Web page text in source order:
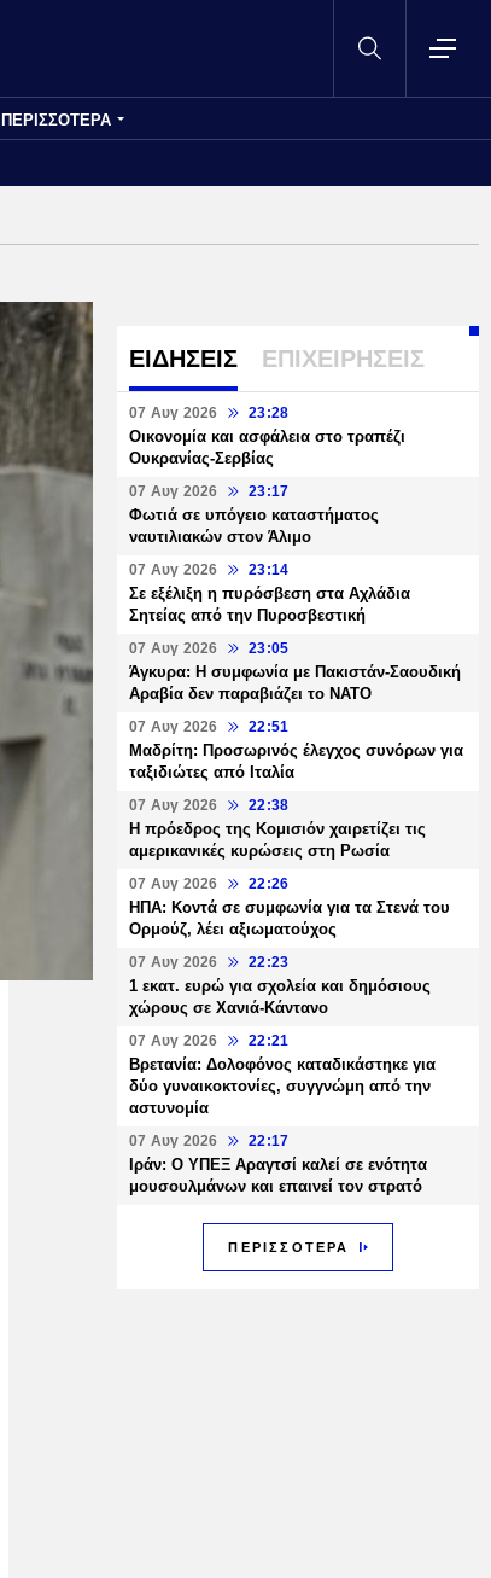
ΠΕΡΙΣΣΟΤΕΡΑ
ΕΙΔΗΣΕΙΣ ΕΠΙΧΕΙΡΗΣΕΙΣ
07 Αυγ 2026 23:28
Οικονομία και ασφάλεια στο τραπέζι
Ουκρανίας-Σερβίας
07 Αυγ 2026 23:17
Φωτιά σε υπόγειο καταστήματος
ναυτιλιακών στον Άλιμο
07 Αυγ 2026 23:14
Σε εξέλιξη η πυρόσβεση στα Αχλάδια
Σητείας από την Πυροσβεστική
07 Αυγ 2026 23:05
Άγκυρα: Η συμφωνία με Πακιστάν-Σαουδική
Αραβία δεν παραβιάζει το ΝΑΤΟ
07 Αυγ 2026 22:51
Μαδρίτη: Προσωρινός έλεγχος συνόρων για
ταξιδιώτες από Ιταλία
07 Αυγ 2026 22:38
Η πρόεδρος της Κομισιόν χαιρετίζει τις
αμερικανικές κυρώσεις στη Ρωσία
07 Αυγ 2026 22:26
ΗΠΑ: Κοντά σε συμφωνία για τα Στενά του
Ορμούζ, λέει αξιωματούχος
07 Αυγ 2026 22:23
1 εκατ. ευρώ για σχολεία και δημόσιους
χώρους σε Χανιά-Κάντανο
07 Αυγ 2026 22:21
Βρετανία: Δολοφόνος καταδικάστηκε για
δύο γυναικοκτονίες, συγγνώμη από την
αστυνομία
07 Αυγ 2026 22:17
Ιράν: Ο ΥΠΕΞ Αραγτσί καλεί σε ενότητα
μουσουλμάνων και επαινεί τον στρατό
ΠΕΡΙΣΣΟΤΕΡΑ